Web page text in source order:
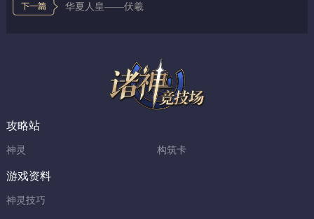
华夏人皇——伏羲
攻略站
神灵 构筑卡
游戏资料
神灵技巧